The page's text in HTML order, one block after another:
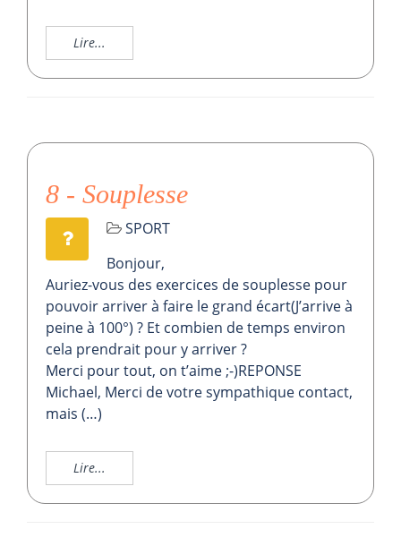
Lire...
8 - Souplesse
SPORT
Bonjour,
Auriez-vous des exercices de souplesse pour
pouvoir arriver à faire le grand écart(J’arrive à
peine à 100°) ? Et combien de temps environ
cela prendrait pour y arriver ?
Merci pour tout, on t’aime ;-)REPONSE
Michael, Merci de votre sympathique contact,
mais (…)
Lire...